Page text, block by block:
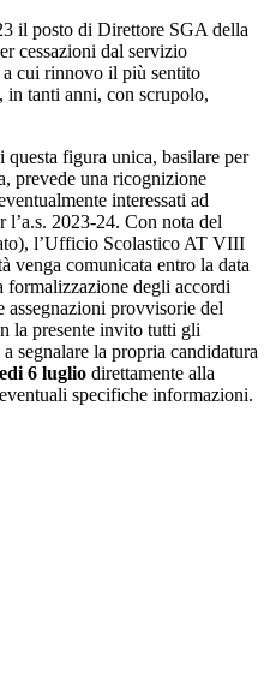
il posto di Direttore SGA della
cessazioni dal servizio
cui rinnovo il più sentito
in tanti anni, con scrupolo,
figura unica, basilare per
prevede una ricognizione
interessati ad
2023-24. Con nota del
l’Ufficio Scolastico AT VIII
venga comunicata entro la data
degli accordi
provvisorie del
la presente invito tutti gli
segnalare la propria candidatura
6 luglio direttamente alla
specifiche informazioni.